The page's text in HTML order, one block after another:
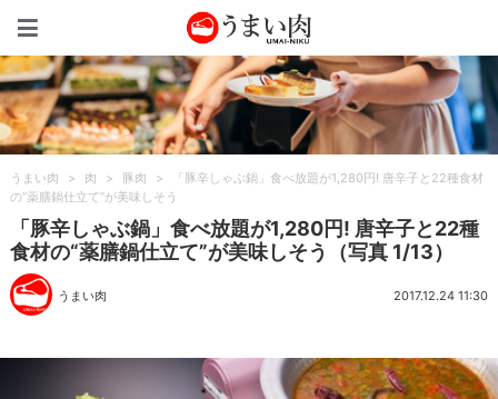
うまい肉 > 肉 > 豚肉 >
「豚辛しゃぶ鍋」食べ放題が1,280円! 唐辛子と22種食材
の“薬膳鍋仕立て”が美味しそう
「豚辛しゃぶ鍋」食べ放題が1,280円! 唐辛子と22種
食材の“薬膳鍋仕立て”が美味しそう（写真 1/13）
うまい肉 2017.12.24 11:30